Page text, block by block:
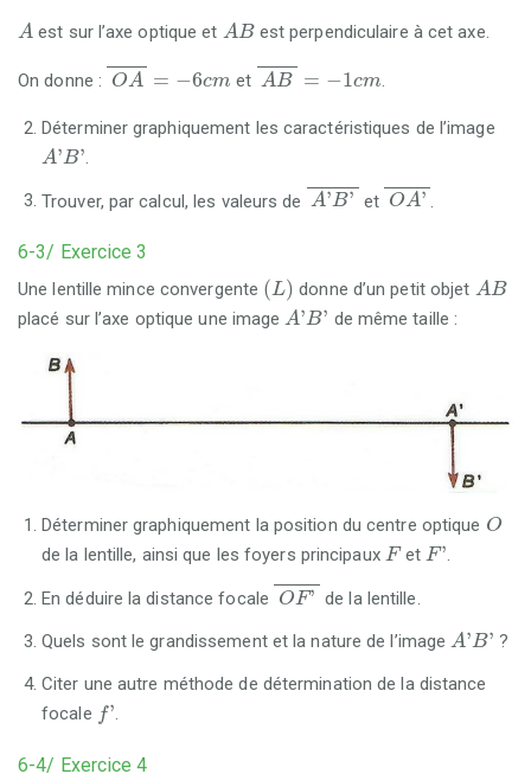
A
A est sur l’axe optique et AB
AB est perpendiculaire à cet axe.
On donne : OA = −6cm
OA=-
et AB = −1cm
AB=-
.
Déterminer graphiquement les caractéristiques de l’image
A'B'
A'B' .
Trouver, par calcul, les valeurs de A'B'
A'B'
et OA'
OA'
6-3/ Exercice 3
Une lentille mince convergente (L)
(L) donne d’un petit objet AB
AB
placé sur l’axe optique une imageA'B'
A'B' de même taille :
Déterminer graphiquement la position du centre optique O
O
de la lentille, ainsi que les foyers principaux F
F etF'
F' .
En déduire la distance focale OF'
OF'
de la lentille.
Quels sont le grandissement et la nature de l’imageA'B'
A'B'
?
Citer une autre méthode de détermination de la distance
focale f'
f' .
6-4/ Exercice 4